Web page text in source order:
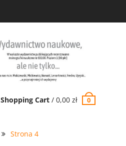
Shopping Cart /0,00zł 0
Strona 4